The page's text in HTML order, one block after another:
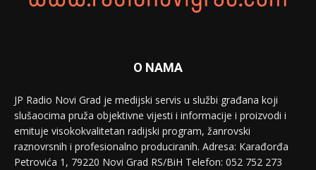
O NAMA
JP Radio Novi Grad je medijski servis u službi građana koji
slušaocima pruža objektivne vijesti i informacije i proizvodi i
emituje visokokvalitetan radijski program, žanrovski
raznovrsnih i profesionalno produciranih. Adresa: Кarađorđa
Petrovića 1, 79220 Novi Grad RS/BiH Telefon: 052 752 273